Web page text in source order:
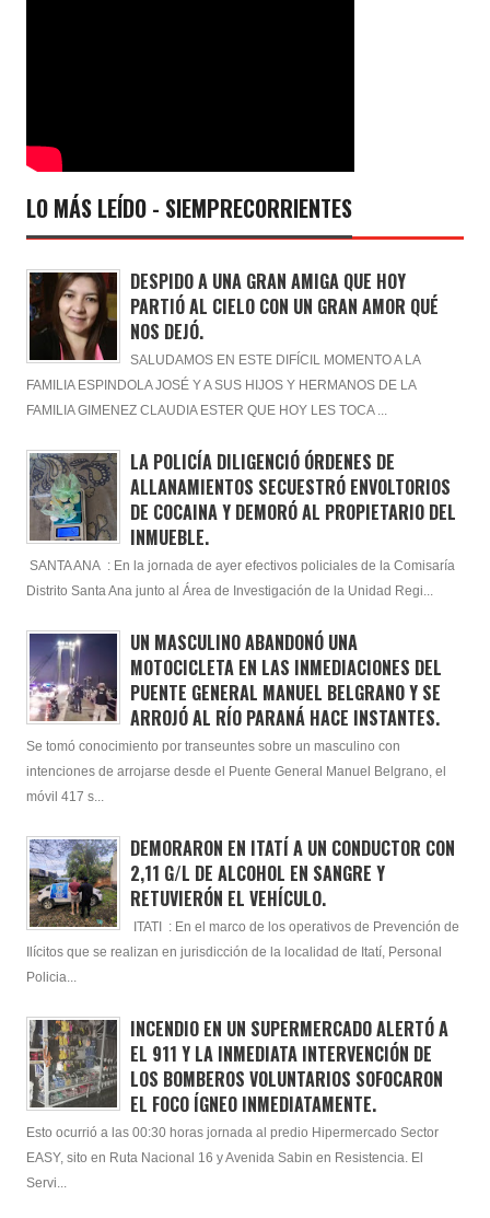
LO MÁS LEÍDO - SIEMPRECORRIENTES
DESPIDO A UNA GRAN AMIGA QUE HOY
PARTIÓ AL CIELO CON UN GRAN AMOR QUÉ
NOS DEJÓ.
SALUDAMOS EN ESTE DIFÍCIL MOMENTO A LA
FAMILIA ESPINDOLA JOSÉ Y A SUS HIJOS Y HERMANOS DE LA
FAMILIA GIMENEZ CLAUDIA ESTER QUE HOY LES TOCA ...
LA POLICÍA DILIGENCIÓ ÓRDENES DE
ALLANAMIENTOS SECUESTRÓ ENVOLTORIOS
DE COCAINA Y DEMORÓ AL PROPIETARIO DEL
INMUEBLE.
SANTA ANA : En la jornada de ayer efectivos policiales de la Comisaría
Distrito Santa Ana junto al Área de Investigación de la Unidad Regi...
UN MASCULINO ABANDONÓ UNA
MOTOCICLETA EN LAS INMEDIACIONES DEL
PUENTE GENERAL MANUEL BELGRANO Y SE
ARROJÓ AL RÍO PARANÁ HACE INSTANTES.
Se tomó conocimiento por transeuntes sobre un masculino con
intenciones de arrojarse desde el Puente General Manuel Belgrano, el
móvil 417 s...
DEMORARON EN ITATÍ A UN CONDUCTOR CON
2,11 G/L DE ALCOHOL EN SANGRE Y
RETUVIERÓN EL VEHÍCULO.
ITATI : En el marco de los operativos de Prevención de
Ilícitos que se realizan en jurisdicción de la localidad de Itatí, Personal
Policia...
INCENDIO EN UN SUPERMERCADO ALERTÓ A
EL 911 Y LA INMEDIATA INTERVENCIÓN DE
LOS BOMBEROS VOLUNTARIOS SOFOCARON
EL FOCO ÍGNEO INMEDIATAMENTE.
Esto ocurrió a las 00:30 horas jornada al predio Hipermercado Sector
EASY, sito en Ruta Nacional 16 y Avenida Sabin en Resistencia. El
Servi...